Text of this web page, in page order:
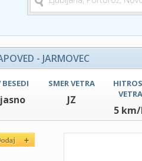
- JARMOVEC
BESEDI
jasno
SMER VETRA
JZ
VETRA
5